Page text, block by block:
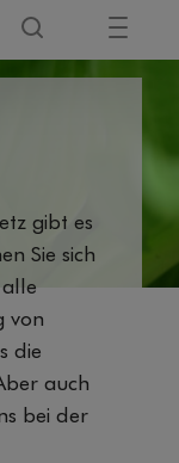
gibt es
Sie sich
von
die
auch
bei der